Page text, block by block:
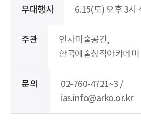
부대행사 6.15(토) 오후 3시
주관
인사미술공간,
한국예술창작아카데미
문의
02-760-4721~3 /
ias.info@arko.or.kr